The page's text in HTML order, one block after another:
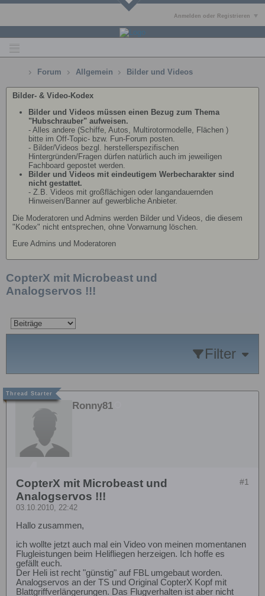
Anmelden oder Registrieren
Forum Allgemein Bilder und Videos
Bilder- & Video-Kodex
Bilder und Videos müssen einen Bezug zum Thema
"Hubschrauber" aufweisen.
- Alles andere (Schiffe, Autos, Multirotormodelle, Flächen )
bitte im Off-Topic- bzw. Fun-Forum posten.
- Bilder/Videos bezgl. herstellerspezifischen
Hintergründen/Fragen dürfen natürlich auch im jeweiligen
Fachboard gepostet werden.
Bilder und Videos mit eindeutigem Werbecharakter sind
nicht gestattet.
- Z.B. Videos mit großflächigen oder langandauernden
Hinweisen/Banner auf gewerbliche Anbieter.
Die Moderatoren und Admins werden Bilder und Videos, die diesem
"Kodex" nicht entsprechen, ohne Vorwarnung löschen.
Eure Admins und Moderatoren
CopterX mit Microbeast und
Analogservos !!!
Filter
Ronny81
#1
CopterX mit Microbeast und
Analogservos !!!
03.10.2010, 22:42
Hallo zusammen,
ich wollte jetzt auch mal ein Video von meinen momentanen
Flugleistungen beim Helifliegen herzeigen. Ich hoffe es
gefällt euch.
Der Heli ist recht "günstig" auf FBL umgebaut worden.
Analogservos an der TS und Original CopterX Kopf mit
Blattgriffverlängerungen. Das Flugverhalten ist aber nicht